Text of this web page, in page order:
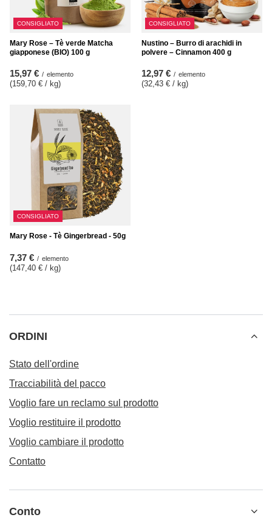
CONSIGLIATO
Mary Rose – Tè verde Matcha
giapponese (BIO) 100 g
15,97 € / elemento
(159,70 € / kg)
CONSIGLIATO
Nustino – Burro di arachidi in
polvere – Cinnamon 400 g
12,97 € / elemento
(32,43 € / kg)
CONSIGLIATO
Mary Rose - Tè Gingerbread - 50g
7,37 € / elemento
(147,40 € / kg)
ORDINI
Stato dell'ordine
Tracciabilità del pacco
Voglio fare un reclamo sul prodotto
Voglio restituire il prodotto
Voglio cambiare il prodotto
Contatto
Conto